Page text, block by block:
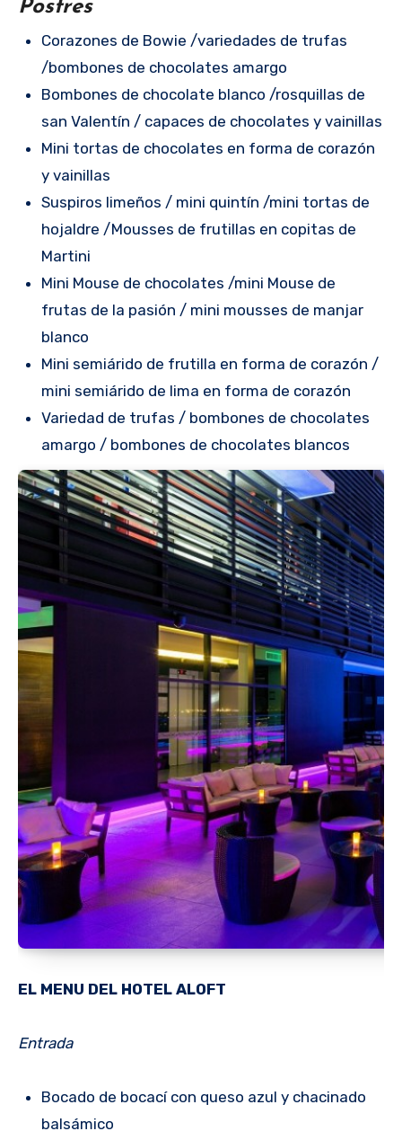
Postres
Corazones de Bowie /variedades de trufas
/bombones de chocolates amargo
Bombones de chocolate blanco /rosquillas de
san Valentín / capaces de chocolates y vainillas
Mini tortas de chocolates en forma de corazón
y vainillas
Suspiros limeños / mini quintín /mini tortas de
hojaldre /Mousses de frutillas en copitas de
Martini
Mini Mouse de chocolates /mini Mouse de
frutas de la pasión / mini mousses de manjar
blanco
Mini semiárido de frutilla en forma de corazón /
mini semiárido de lima en forma de corazón
Variedad de trufas / bombones de chocolates
amargo / bombones de chocolates blancos
EL MENU DEL HOTEL ALOFT
Entrada
Bocado de bocací con queso azul y chacinado
balsámico